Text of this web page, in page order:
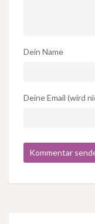
Dein Name
Deine Email (wird